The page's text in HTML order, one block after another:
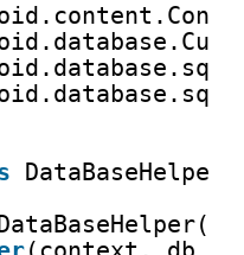
DataBaseHelper